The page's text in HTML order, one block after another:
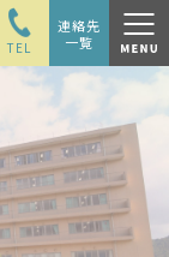
TEL
連絡先
一覧